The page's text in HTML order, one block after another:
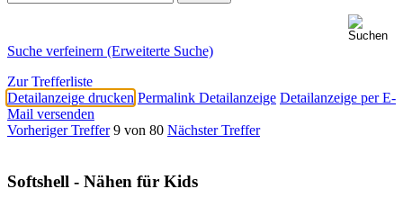
Suche verfeinern (Erweiterte Suche)
Zur Trefferliste
Detailanzeige drucken Permalink Detailanzeige Detailanzeige per E-
Mail versenden
Vorheriger Treffer 9 von 80 Nächster Treffer
Softshell - Nähen für Kids